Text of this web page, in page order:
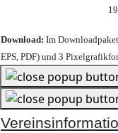
Download: Im
EPS, PDF) und 3